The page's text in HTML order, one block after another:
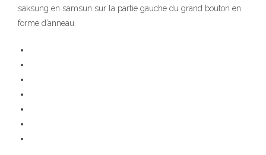
saksung en samsun sur la partie gauche du grand bouton en
forme d’anneau.